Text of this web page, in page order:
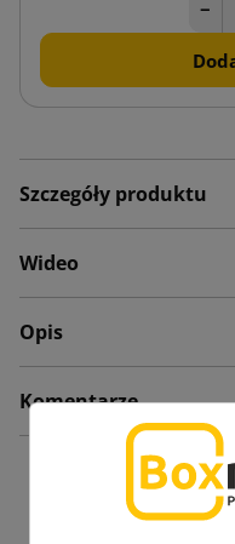
−
Szczegóły produktu
Wideo
Opis
Komentarze